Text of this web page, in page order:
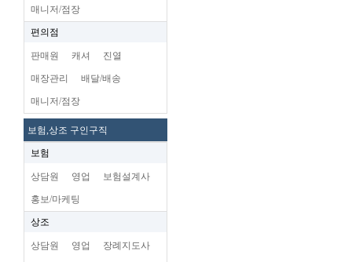
매니저/점장
편의점
판매원 캐셔 진열
매장관리 배달/배송
매니저/점장
보험,상조 구인구직
보험
상담원 영업 보험설계사
홍보/마케팅
상조
상담원 영업 장례지도사